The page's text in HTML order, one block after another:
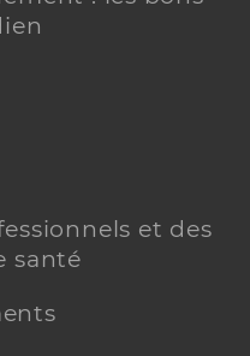
et des
santé